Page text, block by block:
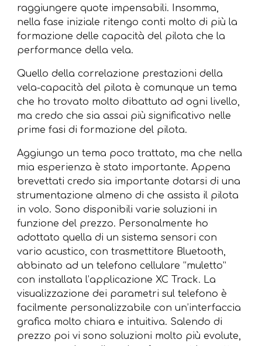
raggiungere quote impensabili. Insomma,
nella fase iniziale ritengo conti molto di più la
formazione delle capacità del pilota che la
performance della vela.
Quello della correlazione prestazioni della
vela-capacità del pilota è comunque un tema
che ho trovato molto dibattuto ad ogni livello,
ma credo che sia assai più significativo nelle
prime fasi di formazione del pilota.
Aggiungo un tema poco trattato, ma che nella
mia esperienza è stato importante. Appena
brevettati credo sia importante dotarsi di una
strumentazione almeno di che assista il pilota
in volo. Sono disponibili varie soluzioni in
funzione del prezzo. Personalmente ho
adottato quella di un sistema sensori con
vario acustico, con trasmettitore Bluetooth,
abbinato ad un telefono cellulare “muletto”
con installata l’applicazione XC Track. La
visualizzazione dei parametri sul telefono è
facilmente personalizzabile con un’interfaccia
grafica molto chiara e intuitiva. Salendo di
prezzo poi vi sono soluzioni molto più evolute,